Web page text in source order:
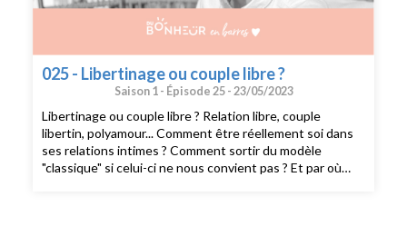
025 - Libertinage ou couple libre ?
Saison 1 - Épisode 25 - 23/05/2023
Libertinage ou couple libre ? Relation libre, couple
libertin, polyamour... Comment être réellement soi dans
ses relations intimes ? Comment sortir du modèle
"classique" si celui-ci ne nous convient pas ? Et par où